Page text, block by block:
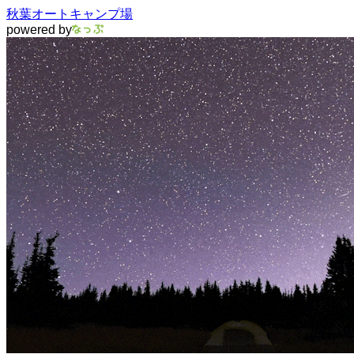
秋葉オートキャンプ場
powered by